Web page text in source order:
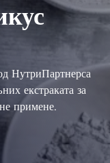
НутриПартнерса
екстраката за
примене.